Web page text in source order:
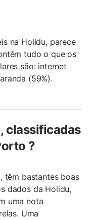
na Holidu, parece
tudo o que os
são: internet
(59%).
classificadas
?
têm bastantes boas
dados da Holidu,
uma nota
Uma